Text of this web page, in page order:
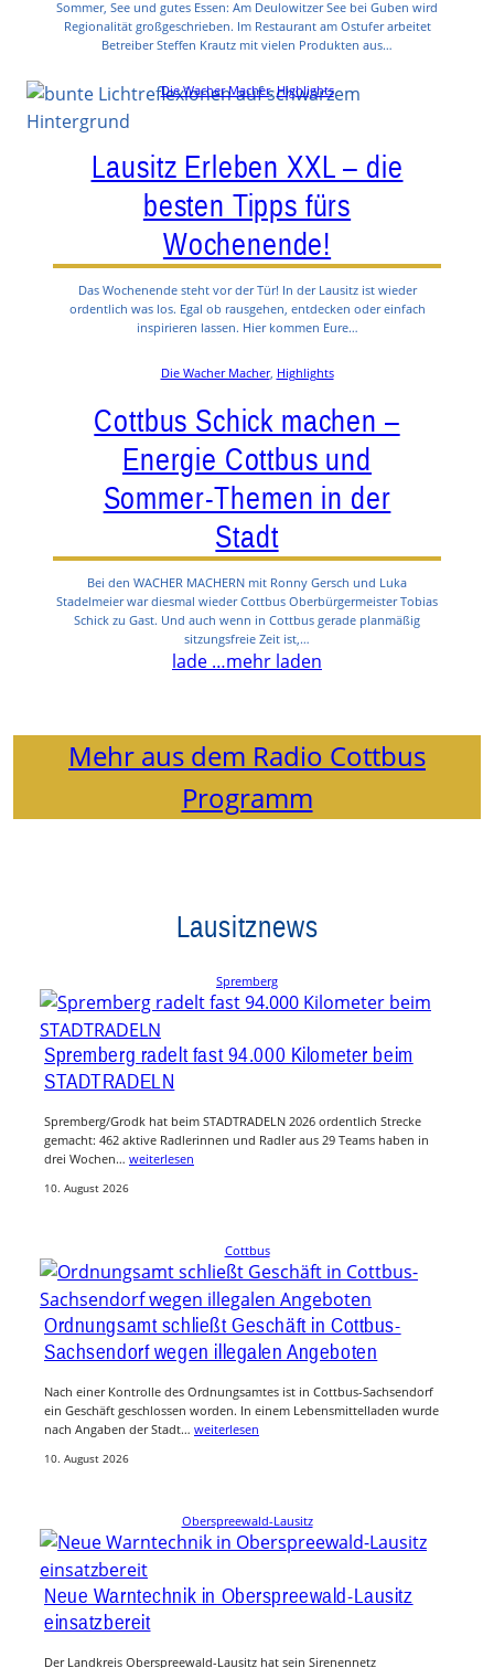
Sommer, See und gutes Essen: Am Deulowitzer See bei Guben wird
Regionalität großgeschrieben. Im Restaurant am Ostufer arbeitet
Betreiber Steffen Krautz mit vielen Produkten aus…
Die Wacher Macher, Highlights
Lausitz Erleben XXL – die
besten Tipps fürs
Wochenende!
Das Wochenende steht vor der Tür! In der Lausitz ist wieder
ordentlich was los. Egal ob rausgehen, entdecken oder einfach
inspirieren lassen. Hier kommen Eure…
Die Wacher Macher, Highlights
Cottbus Schick machen –
Energie Cottbus und
Sommer-Themen in der
Stadt
Bei den WACHER MACHERN mit Ronny Gersch und Luka
Stadelmeier war diesmal wieder Cottbus Oberbürgermeister Tobias
Schick zu Gast. Und auch wenn in Cottbus gerade planmäßig
sitzungsfreie Zeit ist,…
lade …mehr laden
Mehr aus dem Radio Cottbus
Programm
Lausitznews
Spremberg
Spremberg radelt fast 94.000 Kilometer beim
STADTRADELN
Spremberg/Grodk hat beim STADTRADELN 2026 ordentlich Strecke
gemacht: 462 aktive Radlerinnen und Radler aus 29 Teams haben in
drei Wochen… weiterlesen
10. August 2026
Cottbus
Ordnungsamt schließt Geschäft in Cottbus-
Sachsendorf wegen illegalen Angeboten
Nach einer Kontrolle des Ordnungsamtes ist in Cottbus-Sachsendorf
ein Geschäft geschlossen worden. In einem Lebensmittelladen wurde
nach Angaben der Stadt… weiterlesen
10. August 2026
Oberspreewald-Lausitz
Neue Warntechnik in Oberspreewald-Lausitz
einsatzbereit
Der Landkreis Oberspreewald-Lausitz hat sein Sirenennetz